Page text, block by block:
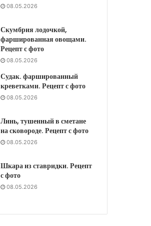
08.05.2026
Скумбрия лодочкой,
фаршированная овощами.
Рецепт с фото
08.05.2026
Судак. фаршированный
креветками. Рецепт с фото
08.05.2026
Линь, тушенный в сметане
на сковороде. Рецепт с фото
08.05.2026
Шкара из ставридки. Рецепт
с фото
08.05.2026